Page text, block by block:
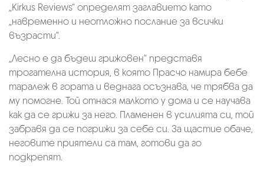
„Kirkus Reviews“ определят заглавието като
„навременно и неотложно послание за всички
възрасти“.
„Лесно е да бъдеш грижовен“ представя
трогателна история, в която Прасчо намира бебе
таралеж в гората и веднага осъзнава, че трябва да
му помогне. Той отнася малкото у дома и се научава
как да се грижи за него. Пламенен в усилията си, той
забравя да се погрижи за себе си. За щастие обаче,
неговите приятели са там, готови да го
подкрепят.